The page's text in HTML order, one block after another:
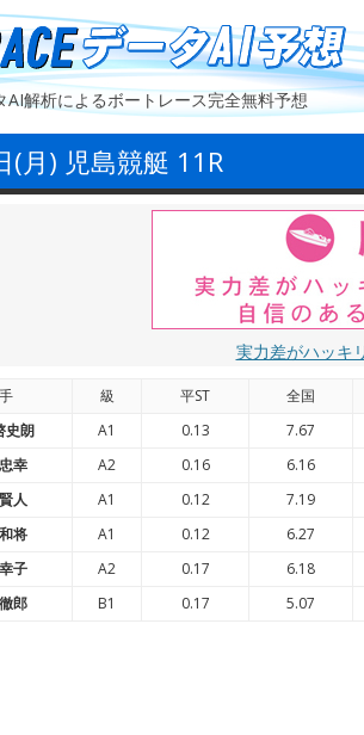
AI解析によるボートレース完全無料予想
(月) 児島競艇 11R
実力差がハッキ
級 平ST 全国
史朗 A1 0.13 7.67
幸 A2 0.16 6.16
人 A1 0.12 7.19
将 A1 0.12 6.27
子 A2 0.17 6.18
郎 B1 0.17 5.07